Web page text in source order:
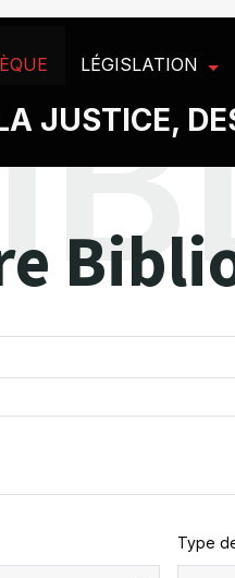
LÉGISLATION
JUSTICE,
Type